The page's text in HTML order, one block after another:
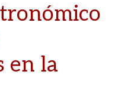
en la